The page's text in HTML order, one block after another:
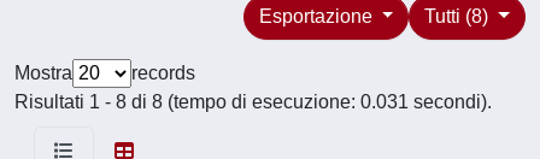
Tutti (8)
Esportazione
Mostra
records
Risultati 1 - 8 di 8 (tempo di esecuzione: 0.031 secondi).